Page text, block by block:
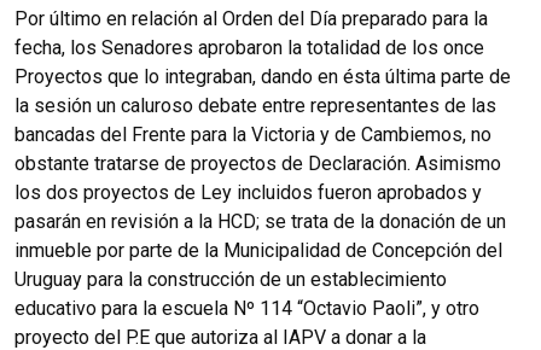
Por último en relación al Orden del Día preparado para la
fecha, los Senadores aprobaron la totalidad de los once
Proyectos que lo integraban, dando en ésta última parte de
la sesión un caluroso debate entre representantes de las
bancadas del Frente para la Victoria y de Cambiemos, no
obstante tratarse de proyectos de Declaración. Asimismo
los dos proyectos de Ley incluidos fueron aprobados y
pasarán en revisión a la HCD; se trata de la donación de un
inmueble por parte de la Municipalidad de Concepción del
Uruguay para la construcción de un establecimiento
educativo para la escuela Nº 114 “Octavio Paoli”, y otro
proyecto del P.E que autoriza al IAPV a donar a la